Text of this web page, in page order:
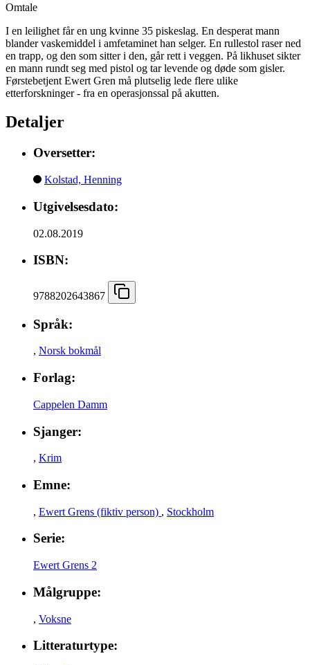
Omtale
I en leilighet får en ung kvinne 35 piskeslag. En desperat mann
blander vaskemiddel i amfetaminet han selger. En rullestol raser ned
en trapp, og den som sitter i den, går rett i veggen. På likhuset sikter
en mann rundt seg med pistol og tar levende og døde som gisler.
Førstebetjent Ewert Gren må plutselig lede flere ulike
etterforskninger - fra en operasjonssal på akutten.
Detaljer
Oversetter:
Kolstad, Henning
Utgivelsesdato:
02.08.2019
ISBN:
9788202643867
Språk:
, Norsk bokmål
Forlag:
Cappelen Damm
Sjanger:
, Krim
Emne:
, Ewert Grens (fiktiv person) , Stockholm
Serie:
Ewert Grens 2
Målgruppe:
, Voksne
Litteraturtype: